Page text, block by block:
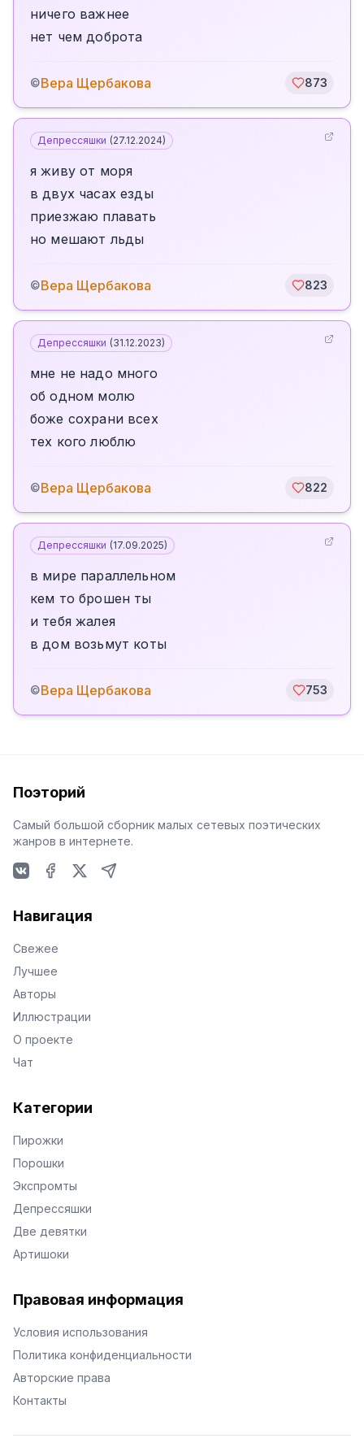
ничего важнее
нет чем доброта
©Вера Щербакова 873
Депрессяшки (27.12.2024)
я живу от моря
в двух часах езды
приезжаю плавать
но мешают льды
©Вера Щербакова 823
Депрессяшки (31.12.2023)
мне не надо много
об одном молю
боже сохрани всех
тех кого люблю
©Вера Щербакова 822
Депрессяшки (17.09.2025)
в мире параллельном
кем то брошен ты
и тебя жалея
в дом возьмут коты
©Вера Щербакова 753
Поэторий
Самый большой сборник малых сетевых поэтических
жанров в интернете.
Навигация
Свежее
Лучшее
Авторы
Иллюстрации
О проекте
Чат
Категории
Пирожки
Порошки
Экспромты
Депрессяшки
Две девятки
Артишоки
Правовая информация
Условия использования
Политика конфиденциальности
Авторские права
Контакты